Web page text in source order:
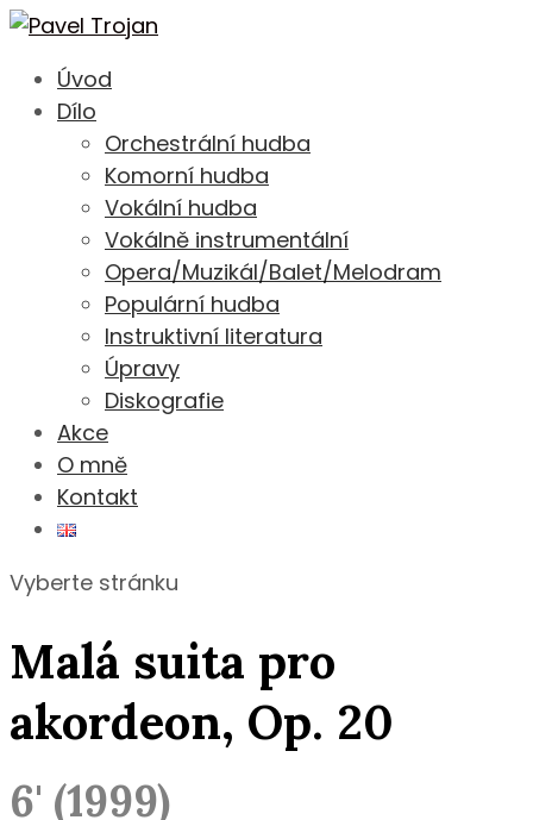
Úvod
Dílo
Orchestrální hudba
Komorní hudba
Vokální hudba
Vokálně instrumentální
Opera/Muzikál/Balet/Melodram
Populární hudba
Instruktivní literatura
Úpravy
Diskografie
Akce
O mně
Kontakt
Vyberte stránku
Malá suita pro
akordeon, Op. 20
6' (1999)